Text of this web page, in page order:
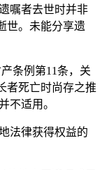
嘱者去世时并非
世。未能分享遗
条例第11条，关
者死亡时尚存之推
不适用。
法律获得权益的